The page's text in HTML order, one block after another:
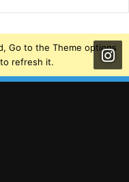
Go to the Theme options
refresh it.